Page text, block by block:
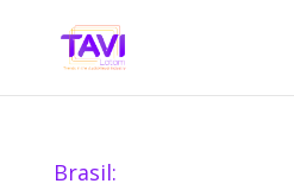
Brasil: